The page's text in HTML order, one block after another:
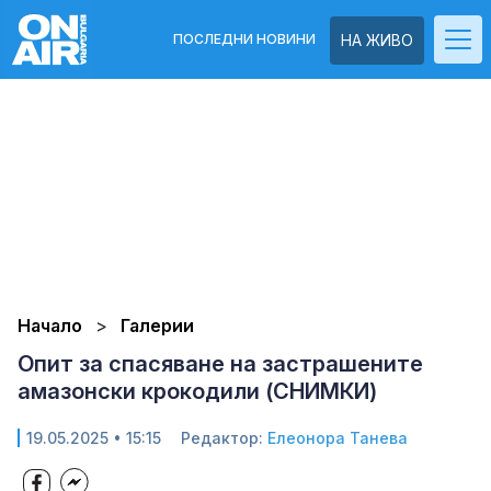
НА ЖИВО
ПОСЛЕДНИ НОВИНИ
Начало Галерии
Опит за спасяване на застрашените
амазонски крокодили (СНИМКИ)
19.05.2025 • 15:15 Редактор: Елеонора Танева